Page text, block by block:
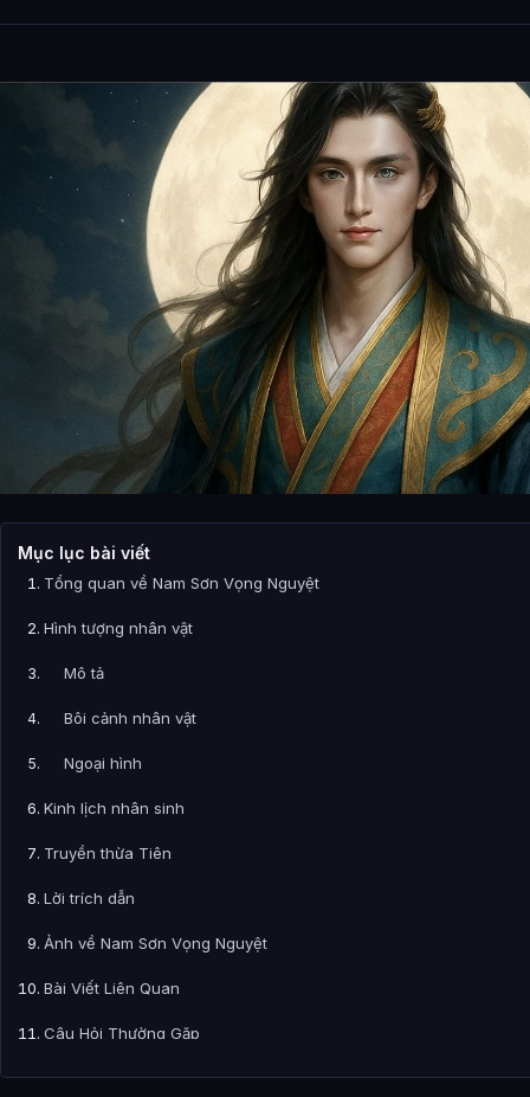
Mục lục bài viết
Tổng quan về Nam Sơn Vọng Nguyệt
Hình tượng nhân vật
Mô tả
Bôi cảnh nhân vật
Ngoại hình
Kinh lịch nhân sinh
Truyền thừa Tiên
Lời trích dẫn
Ảnh về Nam Sơn Vọng Nguyệt
Bài Viết Liên Quan
Câu Hỏi Thường Gặp
Nam Sơn Vọng Nguyệt là ai?